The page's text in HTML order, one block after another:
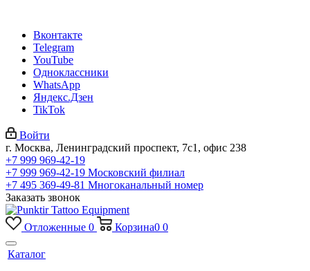
Вконтакте
Telegram
YouTube
Одноклассники
WhatsApp
Яндекс.Дзен
TikTok
Войти
г. Москва, Ленинградский проспект, 7с1, офис 238
+7 999 969-42-19
+7 999 969-42-19 Московский филиал
+7 495 369-49-81 Многоканальный номер
Заказать звонок
Отложенные 0 Корзина0 0
Каталог